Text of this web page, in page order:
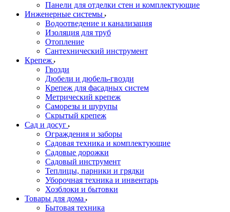
Панели для отделки стен и комплектующие
Инженерные системы
Водоотведение и канализация
Изоляция для труб
Отопление
Сантехнический инструмент
Крепеж
Гвозди
Дюбели и дюбель-гвозди
Крепеж для фасадных систем
Метрический крепеж
Саморезы и шурупы
Скрытый крепеж
Сад и досуг
Ограждения и заборы
Садовая техника и комплектующие
Садовые дорожки
Садовый инструмент
Теплицы, парники и грядки
Уборочная техника и инвентарь
Хозблоки и бытовки
Товары для дома
Бытовая техника